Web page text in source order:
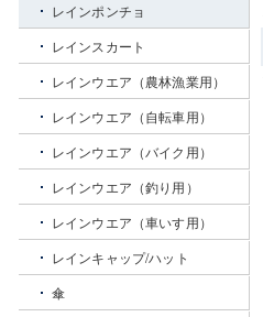
レインポンチョ
レインスカート
レインウエア（農林漁業用）
レインウエア（自転車用）
レインウエア（バイク用）
レインウエア（釣り用）
レインウエア（車いす用）
レインキャップ/ハット
傘